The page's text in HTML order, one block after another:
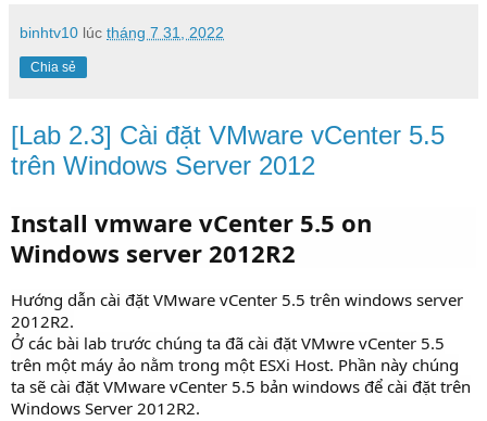
binhtv10 lúc tháng 7 31, 2022
Chia sẻ
[Lab 2.3] Cài đặt VMware vCenter 5.5
trên Windows Server 2012
Install vmware vCenter 5.5 on
Windows server 2012R2
Hướng dẫn cài đặt VMware vCenter 5.5 trên windows server
2012R2.
Ở các bài lab trước chúng ta đã cài đặt VMwre vCenter 5.5
trên một máy ảo nằm trong một ESXi Host. Phần này chúng
ta sẽ cài đặt VMware vCenter 5.5 bản windows để cài đặt trên
Windows Server 2012R2.